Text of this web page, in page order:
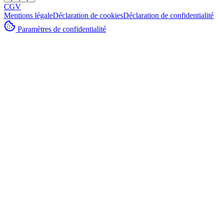
CGV
Mentions légaleDéclaration de cookiesDéclaration de confidentialité
Paramètres de confidentialité